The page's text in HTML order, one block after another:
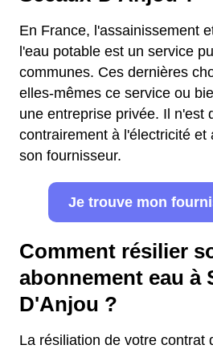
En France, l'assainissement
l'eau potable est un service
communes. Ces dernières
elles-mêmes ce service ou
une entreprise privée. Il n'est
contrairement à l'électricité et
son fournisseur.
Je trouve mon
Comment résilier
abonnement eau à
D'Anjou ?
La résiliation de votre contrat